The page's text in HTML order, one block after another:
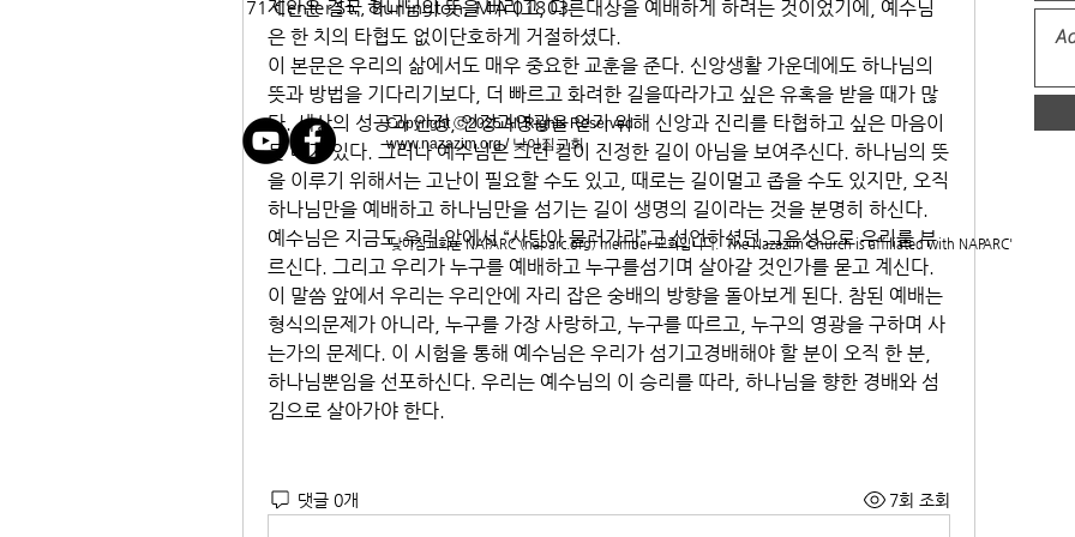
제안은 결국 하나님의 뜻을 버리고, 다른대상을 예배하게 하려는 것이었기에, 예수님
은 한 치의 타협도 없이단호하게 거절하셨다.
이 본문은 우리의 삶에서도 매우 중요한 교훈을 준다. 신앙생활 가운데에도 하나님의
뜻과 방법을 기다리기보다, 더 빠르고 화려한 길을따라가고 싶은 유혹을 받을 때가 많
다. 세상의 성공과 안정, 인정과영광을 얻기 위해 신앙과 진리를 타협하고 싶은 마음이
들 때가 있다. 그러나 예수님은 그런 길이 진정한 길이 아님을 보여주신다. 하나님의 뜻
을 이루기 위해서는 고난이 필요할 수도 있고, 때로는 길이멀고 좁을 수도 있지만, 오직
하나님만을 예배하고 하나님만을 섬기는 길이 생명의 길이라는 것을 분명히 하신다.
예수님은 지금도 우리 앞에서 “사탄아 물러가라”고 선언하셨던 그음성으로 우리를 부
르신다. 그리고 우리가 누구를 예배하고 누구를섬기며 살아갈 것인가를 묻고 계신다.
이 말씀 앞에서 우리는 우리안에 자리 잡은 숭배의 방향을 돌아보게 된다. 참된 예배는
형식의문제가 아니라, 누구를 가장 사랑하고, 누구를 따르고, 누구의 영광을 구하며 사
는가의 문제다. 이 시험을 통해 예수님은 우리가 섬기고경배해야 할 분이 오직 한 분,
하나님뿐임을 선포하신다. 우리는 예수님의 이 승리를 따라, 하나님을 향한 경배와 섬
김으로 살아가야 한다.
댓글 0개 7회 조회
71 Center St.,Burlington, MA 01803
Copyright ⓒ2025 All Rights Reserved.
www.nazazim.org/ 낮아짐교회
'낮아짐교회는 NAPARC (naparc.org) member 교회입니다. The Nazazim Church is affiliated with NAPARC'